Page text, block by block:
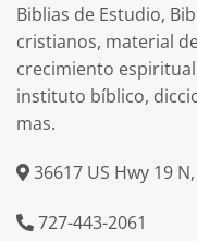
Biblias de Estudio,
cristianos, material
crecimiento
instituto bíblico,
mas.
36617 US Hwy 19
727-443-2061